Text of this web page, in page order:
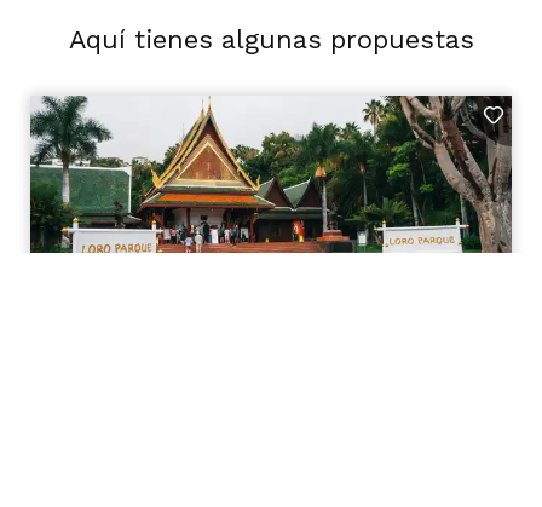
Aquí tienes algunas propuestas